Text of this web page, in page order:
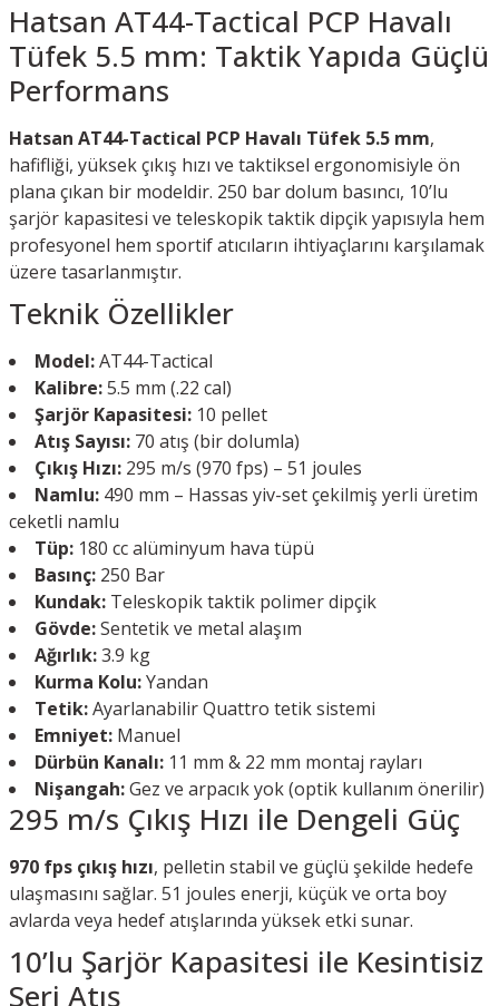
Hatsan AT44-Tactical PCP Havalı
Tüfek 5.5 mm: Taktik Yapıda Güçlü
Performans
Hatsan AT44-Tactical PCP Havalı Tüfek 5.5 mm,
hafifliği, yüksek çıkış hızı ve taktiksel ergonomisiyle ön
plana çıkan bir modeldir. 250 bar dolum basıncı, 10’lu
şarjör kapasitesi ve teleskopik taktik dipçik yapısıyla hem
profesyonel hem sportif atıcıların ihtiyaçlarını karşılamak
üzere tasarlanmıştır.
Teknik Özellikler
Model:AT44-Tactical
Kalibre:5.5 mm (.22 cal)
Şarjör Kapasitesi: 10 pellet
Atış Sayısı: 70 atış (bir dolumla)
Çıkış Hızı: 295 m/s (970 fps) – 51 joules
Namlu: 490 mm – Hassas yiv-set çekilmiş yerli üretim
ceketli namlu
Tüp: 180 cc alüminyum hava tüpü
Basınç: 250 Bar
Kundak: Teleskopik taktik polimer dipçik
Gövde:Sentetik ve metal alaşım
Ağırlık:3.9 kg
Kurma Kolu:Yandan
Tetik:Ayarlanabilir Quattro tetik sistemi
Emniyet: Manuel
Dürbün Kanalı: 11 mm & 22 mm montaj rayları
Nişangah:Gez ve arpacık yok (optik kullanım önerilir)
295 m/s Çıkış Hızı ile Dengeli Güç
970 fps çıkış hızı, pelletin stabil ve güçlü şekilde hedefe
ulaşmasını sağlar. 51 joules enerji, küçük ve orta boy
avlarda veya hedef atışlarında yüksek etki sunar.
10’lu Şarjör Kapasitesi ile Kesintisiz
Seri Atış